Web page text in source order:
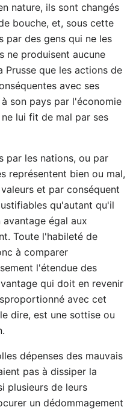
nature, ils sont changés
bouche, et, sous cette
par des gens qui ne les
ne produisent aucune
Prusse que les actions de
avec ses
son pays par l'économie
lui fit de mal par ses
par les nations, ou par
représentent bien ou mal,
et par conséquent
qu'autant qu'il
égal aux
Toute l'habileté de
à comparer
l'étendue des
qui doit en revenir
avec cet
dire, est une sottise ou
dépenses des mauvais
pas à dissiper la
plusieurs de leurs
un dédommagement